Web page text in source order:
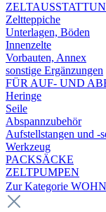
Zeltteppiche
Unterlagen, Böden
Innenzelte
Vorbauten, Annex
sonstige Ergänzungen
FÜR AUF- UND
Heringe
Seile
Abspannzubehör
Aufstellstangen und -
Werkzeug
PACKSÄCKE
ZELTPUMPEN
Zur Kategorie